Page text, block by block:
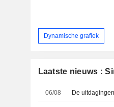
Dynamische grafiek
Laatste nieuws :
06/08 De